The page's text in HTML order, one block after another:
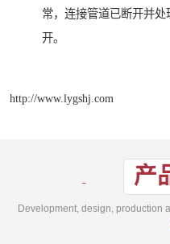
常，连接管道已断开并
开。
http://www.lygshj.com
产